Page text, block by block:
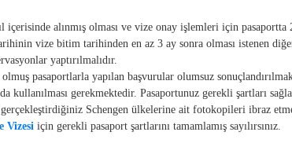
içerisinde alınmış olması ve vize onay işlemleri için pasaportta
vize bitim tarihinden en az 3 ay sonra olması istenen
yaptırılmalıdır.
pasaportlarla yapılan başvurular olumsuz
kullanılması gerekmektedir. Pasaportunuz gerekli şartları
Schengen ülkelerine ait fotokopileri ibraz
Vizesi için gerekli pasaport şartlarını tamamlamış sayılırsınız.